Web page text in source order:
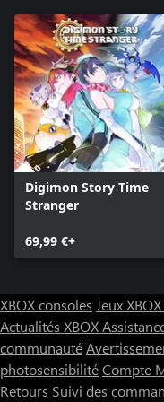
Digimon Story Time
Stranger
69,99 €+
XBOX consoles Jeux XBOX
Actualités XBOX
communauté
photosensibilitéCompte
Retours Suivi des